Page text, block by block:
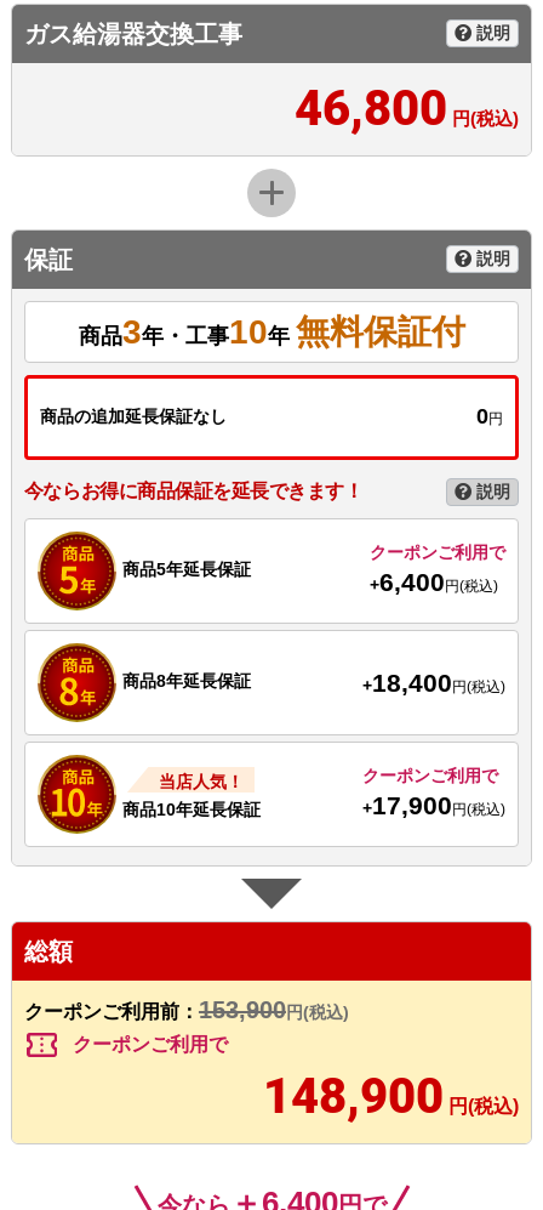
ガス給湯器交換工事 説明
46,800 円(税込)
保証 説明
商品3年・工事10年 無料保証付
商品の追加延長保証なし 0円
今ならお得に商品保証を延長できます！ 説明
商品5年延長保証
クーポンご利用で
+6,400 円(税込)
商品8年延長保証 +18,400円(税込)
当店人気！
商品10年延長保証
クーポンご利用で
+17,900 円(税込)
総額
クーポンご利用前： 153,900円(税込)
confirmation_number クーポンご利用で
148,900 円(税込)
今なら ＋6,400円で